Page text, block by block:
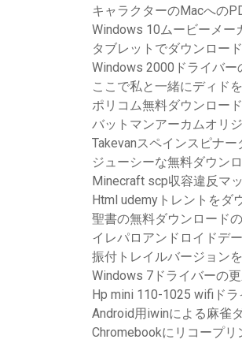
キャラクターのMacへの
Windows 10ムービーメー
タブレットでダウンロー
Windows 2000ドライバ
ここで私と一緒にディド
ポリコム無料ダウンロード
バットマンアーカムオリ
Takevanスペインスピナ
ジューシーな無料ダウン
Minecraft scp収容違反マ
Html udemyトレントをダ
聖書の無料ダウンロード
イレパロアンドロイドデ
振付トレイルバージョン
Windows 7ドライバーの
Hp mini 110-1025 wifiド
Android用iwinによる麻雀
Chromebookにリコープ